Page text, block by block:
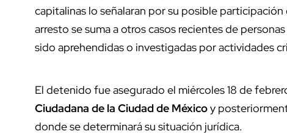
capitalinas lo señalaran por su posible
arresto se suma a otros casos recientes de
sido aprehendidas o investigadas por actividades
El detenido fue asegurado el miércoles 18 de
Ciudadana de la Ciudad de Méxicoy
donde se determinará su situación jurídica.